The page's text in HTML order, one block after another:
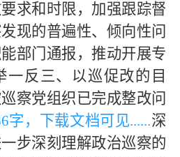
求和时限，加强跟踪督
现的普遍性、倾向性问
部门通报，推动开展专
一反三、以巡促改的目
察党组织已完成整改问
字，下载文档可见......深
步深刻理解政治巡察的